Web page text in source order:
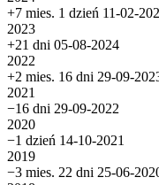
+7 mies. 1 dzień 11-02-
2023
+21 dni 05-08-2024
2022
+2 mies. 16 dni 29-09-
2021
−16 dni 29-09-2022
2020
−1 dzień 14-10-2021
2019
−3 mies. 22 dni 25-06-